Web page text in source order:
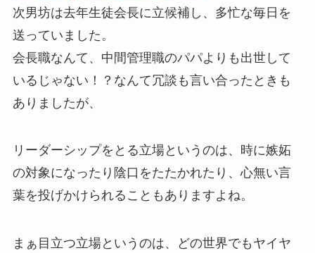
次男坊は去年生徒会長に立候補し、多忙な毎日を
送っていました。
会長職なんて、中間管理職のパパよりも出世して
いるじゃない！？なんて冗談も言い合ったときも
ありましたが、
リーダーシップをとる立場というのは、時に嫉妬
の対象になったり陰口をたたかれたり、心無い言
葉を投げかけられることもありますよね。
まぁ目立つ立場というのは、どの世界でもヤイヤ